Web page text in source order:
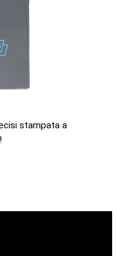
stampata a